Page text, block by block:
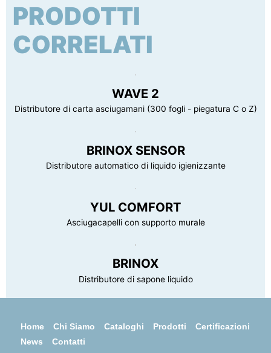
Dimensioni (LxPxH) 110 x 100 x 320 mm
CertificazioneNessuna certificazione prevista per questo
prodotto
Tipo di imballaggiocartone
Dimensioni conf. (LxPxH)
120 x 105 x 330 mm
Peso lordo confezione
1.15 kg
PRODOTTI
CORRELATI
WAVE 2
Distributore di carta asciugamani (300 fogli - piegatura C o Z)
BRINOX SENSOR
Distributore automatico di liquido igienizzante
YUL COMFORT
Asciugacapelli con supporto murale
BRINOX
Distributore di sapone liquido
Home Chi Siamo Cataloghi Prodotti
Certificazioni
News
Contatti